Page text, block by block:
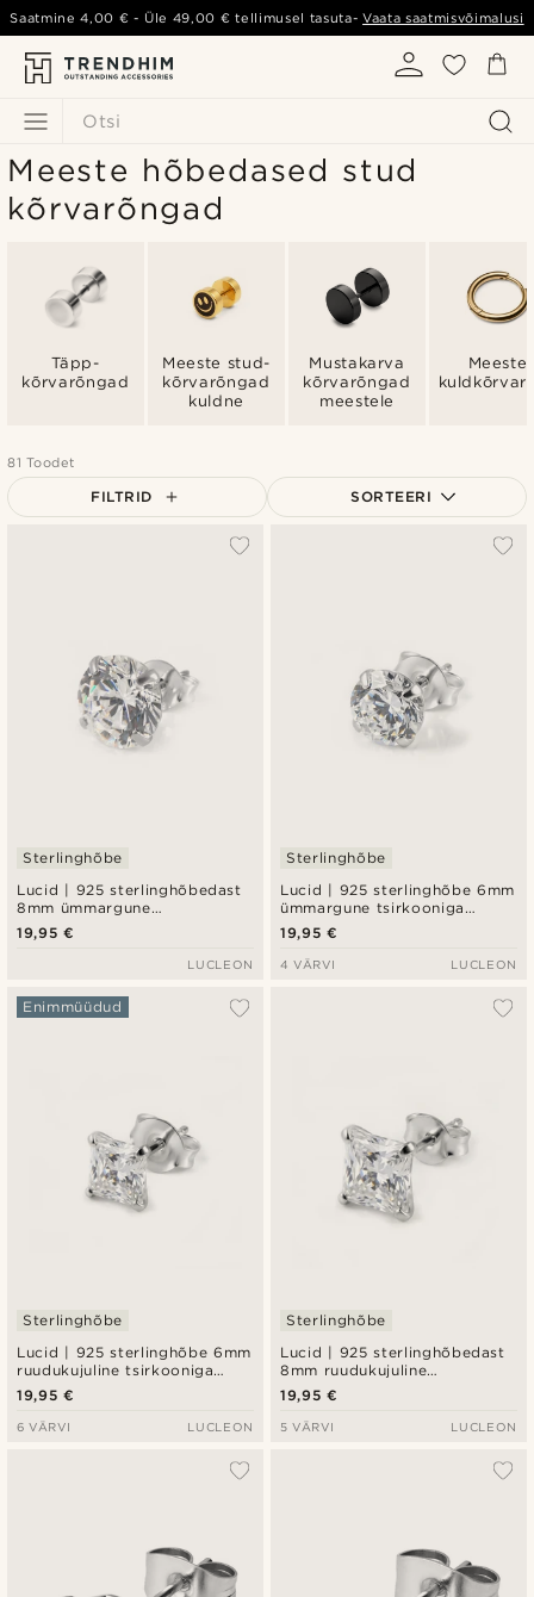
Otsi
Saatmine4,00 € - Üle 49,00 € tellimusel tasuta-Vaata saatmisvõimalusi
Meeste hõbedased stud
kõrvarõngad
Täpp-
kõrvarõngad
Meeste stud-
kõrvarõngad
kuldne
Mustakarva
kõrvarõngad
meestele
Meeste
81 Toodet
FILTRID SORTEERI
Lucid | 925 sterlinghõbedast
8mm ümmargune
tsirkooniumiga kõrvarõngas
Sterlinghõbe
19,95 €
LUCLEON
Lucid | 925 sterlinghõbe 6mm
ümmargune tsirkooniga
kõrvarõngas
Sterlinghõbe
19,95 €
4 VÄRVI LUCLEON
Lucid | 925 sterlinghõbe 6mm
ruudukujuline tsirkooniga
kõrvarõngas
Enimmüüdud
Sterlinghõbe
19,95 €
6 VÄRVI LUCLEON
Lucid | 925 sterlinghõbedast
8mm ruudukujuline
tsirkooniumiga kõrvarõngas
Sterlinghõbe
19,95 €
5 VÄRVI LUCLEON